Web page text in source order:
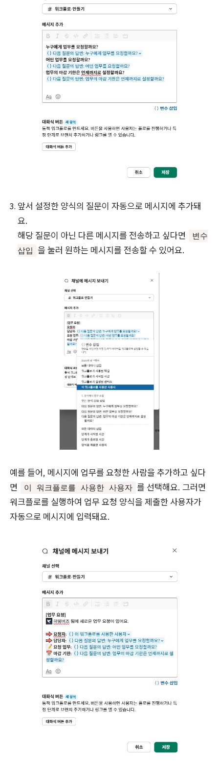
앞서 설정한 양식의 질문이 자동으로 메시지에 추가돼
요.
해당 질문이 아닌 다른 메시지를 전송하고 싶다면
변수
삽입 을 눌러 원하는 메시지를 전송할 수 있어요.
예를 들어, 메시지에 업무를 요청한 사람을 추가하고 싶다
면
이 워크플로를 사용한 사용자 를 선택해요. 그러면
워크플로를 실행하여 업무 요청 양식을 제출한 사용자가
자동으로 메시지에 입력돼요.